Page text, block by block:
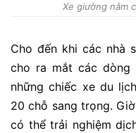
Xe giường nằm
Cho đến khi các nhà
cho ra mắt các dòng
những chiếc xe du
20 chỗ sang trọng.
có thể trải nghiệm